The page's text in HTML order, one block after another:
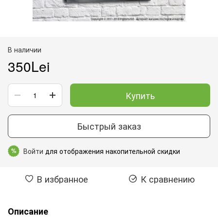
В наличии
350Lei
Купить
Быстрый заказ
% Войти для отображения накопительной скидки
В избранное К сравнению
Описание